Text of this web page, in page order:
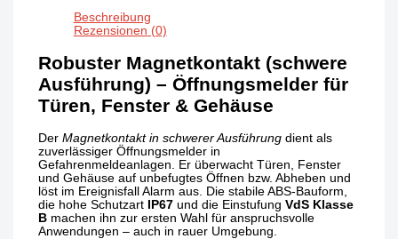
Beschreibung
Rezensionen (0)
Robuster Magnetkontakt (schwere
Ausführung) – Öffnungsmelder für
Türen, Fenster & Gehäuse
Der Magnetkontakt in schwerer Ausführungdient als
zuverlässiger Öffnungsmelder in
Gefahrenmeldeanlagen. Er überwacht Türen, Fenster
und Gehäuse auf unbefugtes Öffnen bzw. Abheben und
löst im Ereignisfall Alarm aus. Die stabile ABS-Bauform,
die hohe Schutzart
IP67und die Einstufung VdS Klasse
Bmachen ihn zur ersten Wahl für anspruchsvolle
Anwendungen – auch in rauer Umgebung.